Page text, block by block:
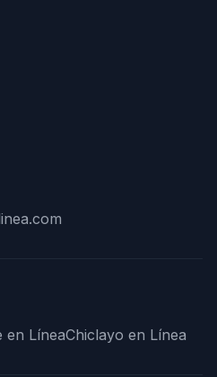
en LíneaChiclayo en Línea